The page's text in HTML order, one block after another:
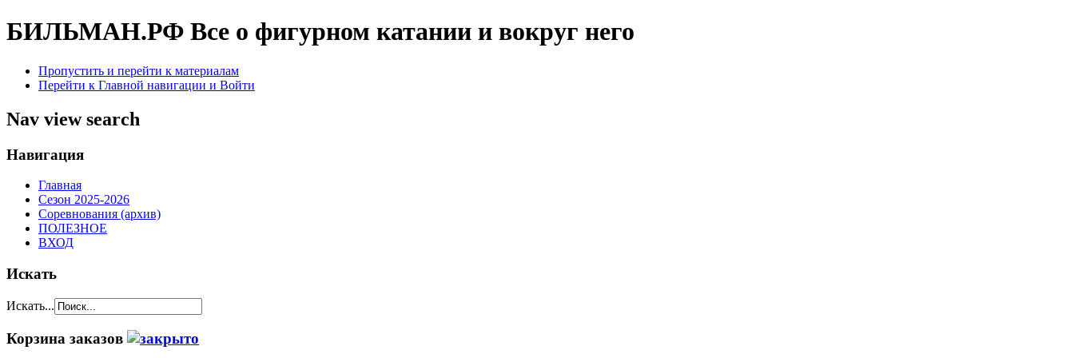
БИЛЬМАН.РФ Все о фигурном катании и вокруг него
Пропустить и перейти к материалам
Перейти к Главной навигации и Войти
Nav view search
Навигация
Главная
Сезон 2025-2026
Соревнования (архив)
ПОЛЕЗНОЕ
ВХОД
Искать
Искать...
Корзина заказов